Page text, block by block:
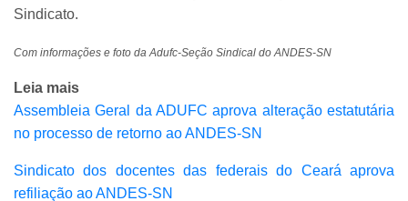
Sindicato.
Com informações e foto da Adufc-Seção Sindical do ANDES-SN
Leia mais
Assembleia Geral da ADUFC aprova alteração estatutária
no processo de retorno ao ANDES-SN
Sindicato dos docentes das federais do Ceará aprova
refiliação ao ANDES-SN